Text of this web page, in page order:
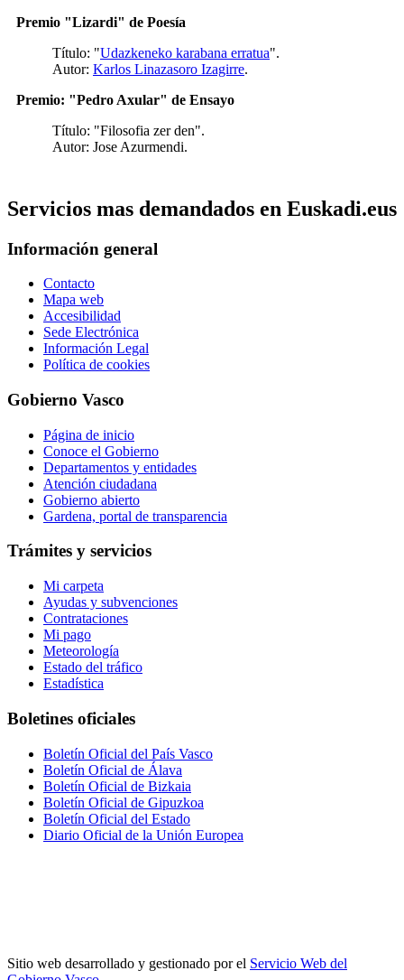
Premio "Lizardi" de Poesía
Título: "Udazkeneko karabana erratua".
Autor: Karlos Linazasoro Izagirre.
Premio: "Pedro Axular" de Ensayo
Título: "Filosofia zer den".
Autor: Jose Azurmendi.
Servicios mas demandados en Euskadi.eus
Información general
Contacto
Mapa web
Accesibilidad
Sede Electrónica
Información Legal
Política de cookies
Gobierno Vasco
Página de inicio
Conoce el Gobierno
Departamentos y entidades
Atención ciudadana
Gobierno abierto
Gardena, portal de transparencia
Trámites y servicios
Mi carpeta
Ayudas y subvenciones
Contrataciones
Mi pago
Meteorología
Estado del tráfico
Estadística
Boletines oficiales
Boletín Oficial del País Vasco
Boletín Oficial de Álava
Boletín Oficial de Bizkaia
Boletín Oficial de Gipuzkoa
Boletín Oficial del Estado
Diario Oficial de la Unión Europea
Sitio web desarrollado y gestionado por el Servicio Web del